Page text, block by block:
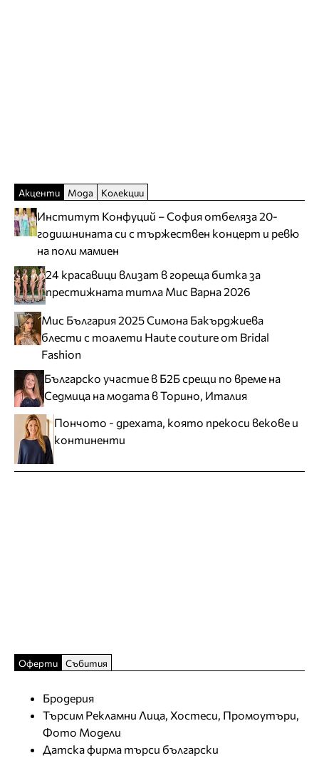
Акценти Мода Колекции
Институт Конфуций – София отбеляза 20-
годишнината си с тържествен концерт и ревю
на поли мамиен
24 красавици влизат в гореща битка за
престижната титла Мис Варна 2026
Мис България 2025 Симона Бакърджиева
блести с тоалети Haute couture от Bridal
Fashion
Българско участие в Б2Б срещи по време на
Седмица на модата в Торино, Италия
Пончото - дрехата, която прекоси векове и
континенти
Оферти Събития
Бродерия
Търсим Рекламни Лица, Хостеси, Промоутъри,
Фото Модели
Датска фирма търси български